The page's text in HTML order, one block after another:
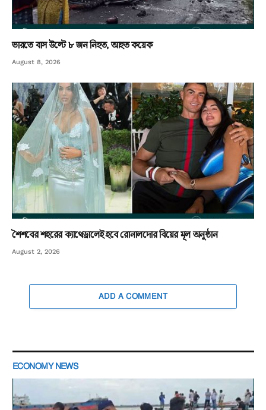
ভারতে বাস উল্টে ৮ জন নিহত, আহত কয়েক
August 8, 2026
শৈশবের শহরের ক্যাথেড্রালেই হবে রোনালদোর বিয়ের মূল অনুষ্ঠান
August 2, 2026
ADD A COMMENT
ECONOMY NEWS